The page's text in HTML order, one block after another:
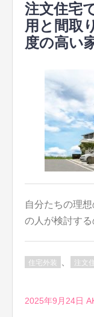
注文住宅
用と間取
度の高い
自分たちの理
の人が検討する
住宅外装 注文
2025年9月24日